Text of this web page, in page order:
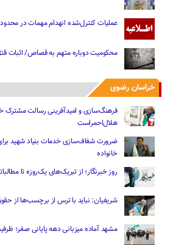
عملیات کنترل‌شده انهدام مهمات در
محکومیت دوباره متهم به قصاص/ اثبات قتل
خراسان رضوی
فرهنگ‌سازی و امیدآفرینی رسالت‌ مشترک
هلال‌احمراست
ضرورت شفاف‌سازی خدمات بنیاد شهید
خانواده
روز خبرنگار؛ از تبریک‌های یک‌روزه تا
شریفیان: نباید با ترس از برچسب‌ها از
مشهد آماده میزبانی دهه پایانی صفر؛ ظرفیت اسکان 1.2